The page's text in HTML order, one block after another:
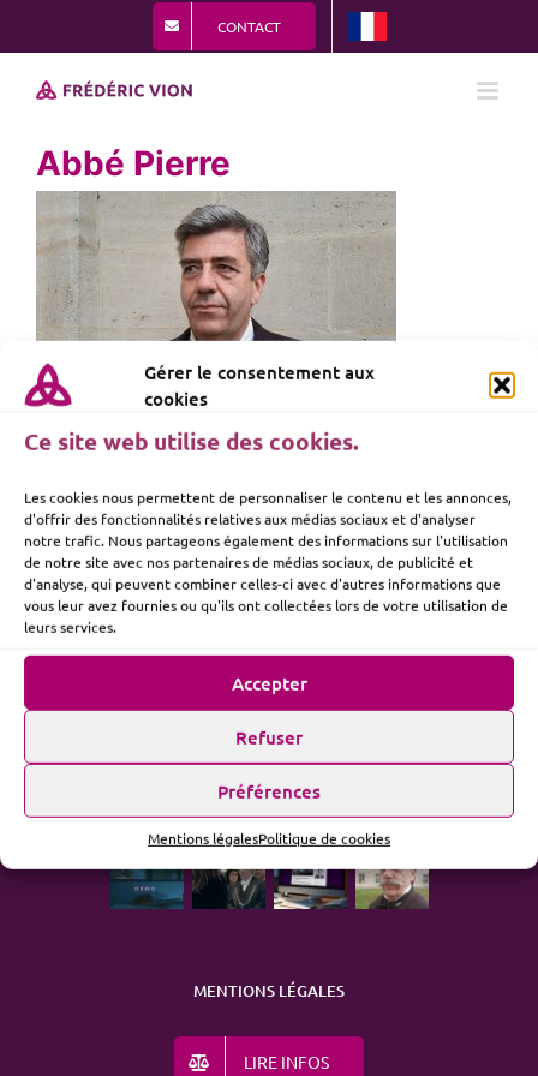
Gérer le consentement aux
cookies
Ce site web utilise des cookies.
Les cookies nous permettent de personnaliser le contenu et les annonces,
d'offrir des fonctionnalités relatives aux médias sociaux et d'analyser
notre trafic. Nous partageons également des informations sur l'utilisation
de notre site avec nos partenaires de médias sociaux, de publicité et
d'analyse, qui peuvent combiner celles-ci avec d'autres informations que
vous leur avez fournies ou qu'ils ont collectées lors de votre utilisation de
leurs services.
Accepter
Refuser
Préférences
Mentions légalesPolitique de cookies
au
contenu
CONTACT
Abbé Pierre
ME SUIVRE
ACTUALITÉ
MENTIONS LÉGALES
LIRE INFOS